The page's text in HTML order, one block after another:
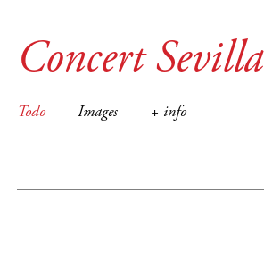
Concert Sevilla
Todo Images + info